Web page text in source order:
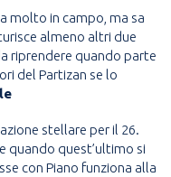
molto in campo, ma sa
almeno altri due
riprendere quando parte
del Partizan se lo
stellare per il 26.
quando quest’ultimo si
con Piano funziona alla